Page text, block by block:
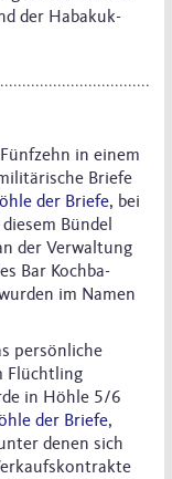
der Habakuk-
Fünfzehn in einem
Briefe
der Briefe, bei
Bündel
der Verwaltung
Bar Kochba-
im Namen
persönliche
Flüchtling
in Höhle 5/6
der Briefe,
denen sich